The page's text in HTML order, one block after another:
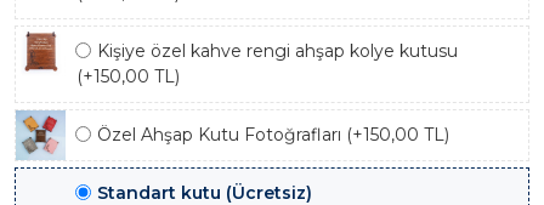
Kişiye özel kahve rengi ahşap kolye kutusu
(+150,00 TL)
Özel Ahşap Kutu Fotoğrafları (+150,00 TL)
Standart kutu (Ücretsiz)